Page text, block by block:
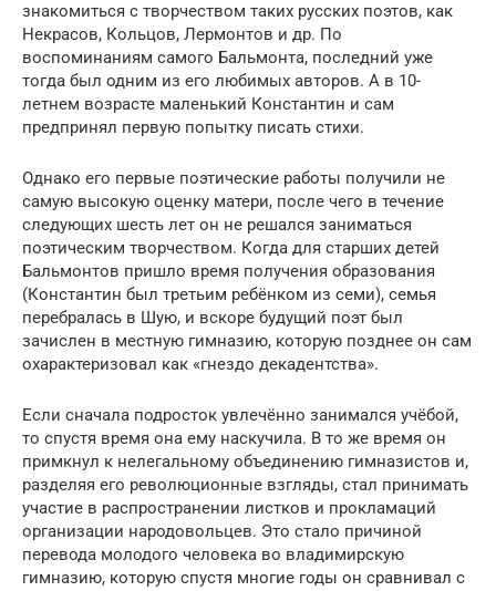
знакомиться с творчеством таких русских поэтов, как
Некрасов, Кольцов, Лермонтов и др. По
воспоминаниям самого Бальмонта, последний уже
тогда был одним из его любимых авторов. А в 10-
летнем возрасте маленький Константин и сам
предпринял первую попытку писать стихи.
Однако его первые поэтические работы получили не
самую высокую оценку матери, после чего в течение
следующих шесть лет он не решался заниматься
поэтическим творчеством. Когда для старших детей
Бальмонтов пришло время получения образования
(Константин был третьим ребёнком из семи), семья
перебралась в Шую, и вскоре будущий поэт был
зачислен в местную гимназию, которую позднее он сам
охарактеризовал как «гнездо декадентства».
Если сначала подросток увлечённо занимался учёбой,
то спустя время она ему наскучила. В то же время он
примкнул к нелегальному объединению гимназистов и,
разделяя его революционные взгляды, стал принимать
участие в распространении листков и прокламаций
организации народовольцев. Это стало причиной
перевода молодого человека во владимирскую
гимназию, которую спустя многие годы он сравнивал с